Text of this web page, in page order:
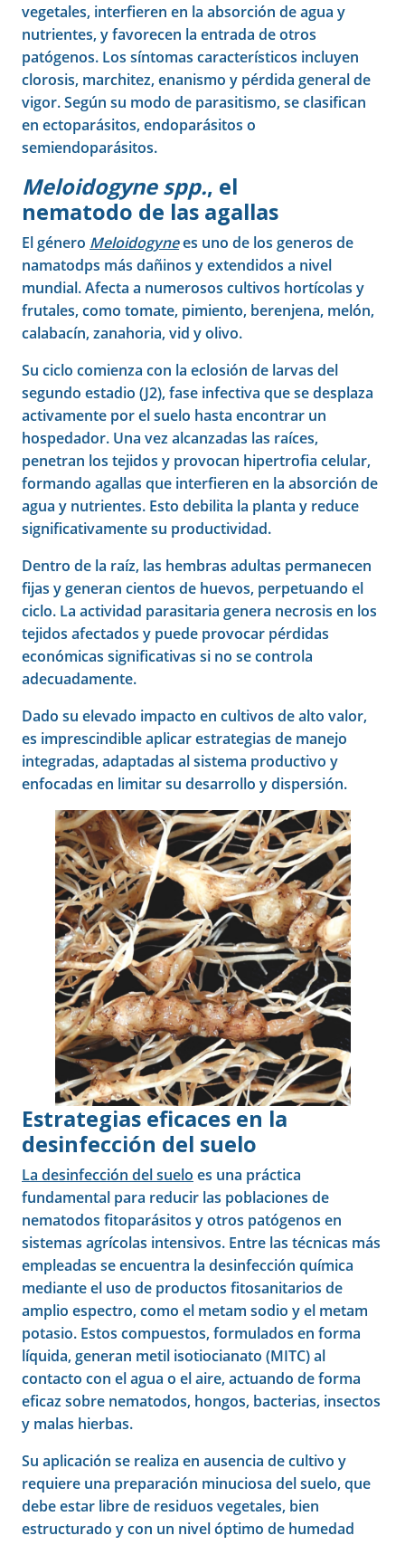
vegetales, interfieren en la absorción de agua y
nutrientes, y favorecen la entrada de otros
patógenos. Los síntomas característicos incluyen
clorosis, marchitez, enanismo y pérdida general de
vigor. Según su modo de parasitismo, se clasifican
en ectoparásitos, endoparásitos o
semiendoparásitos.
Meloidogyne spp., el
nematodo de las agallas
El género Meloidogynees uno de los generos de
namatodps más dañinos y extendidos a nivel
mundial. Afecta a numerosos cultivos hortícolas y
frutales, como tomate, pimiento, berenjena, melón,
calabacín, zanahoria, vid y olivo.
Su ciclo comienza con la eclosión de larvas del
segundo estadio (J2), fase infectiva que se desplaza
activamente por el suelo hasta encontrar un
hospedador. Una vez alcanzadas las raíces,
penetran los tejidos y provocan hipertrofia celular,
formando agallas que interfieren en la absorción de
agua y nutrientes. Esto debilita la planta y reduce
significativamente su productividad.
Dentro de la raíz, las hembras adultas permanecen
fijas y generan cientos de huevos, perpetuando el
ciclo. La actividad parasitaria genera necrosis en los
tejidos afectados y puede provocar pérdidas
económicas significativas si no se controla
adecuadamente.
Dado su elevado impacto en cultivos de alto valor,
es imprescindible aplicar estrategias de manejo
integradas, adaptadas al sistema productivo y
enfocadas en limitar su desarrollo y dispersión.
Estrategias eficaces en la
desinfección del suelo
La desinfección del suelo es una práctica
fundamental para reducir las poblaciones de
nematodos fitoparásitos y otros patógenos en
sistemas agrícolas intensivos. Entre las técnicas más
empleadas se encuentra la desinfección química
mediante el uso de productos fitosanitarios de
amplio espectro, como el metam sodio y el metam
potasio. Estos compuestos, formulados en forma
líquida, generan metil isotiocianato (MITC) al
contacto con el agua o el aire, actuando de forma
eficaz sobre nematodos, hongos, bacterias, insectos
y malas hierbas.
Su aplicación se realiza en ausencia de cultivo y
requiere una preparación minuciosa del suelo, que
debe estar libre de residuos vegetales, bien
estructurado y con un nivel óptimo de humedad